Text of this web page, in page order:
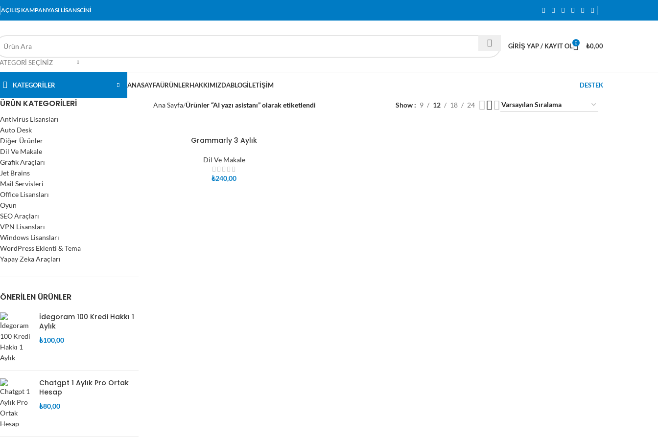
AÇILIŞ KAMPANYASI LİSANSCİNİ
SEÇINIZ
GIRIŞ YAP / KAYIT OL 0 ₺0,00
KATEGORİLER ANASAYFAÜRÜNLERHAKKIMIZDABLOGİLETIŞIM DESTEK
ÜRÜN KATEGORILERI
Antivirüs Lisansları
Auto Desk
Diğer Ürünler
Dil Ve Makale
Grafik Araçları
Jet Brains
Mail Servisleri
Office Lisansları
Oyun
SEO Araçları
VPN Lisansları
Windows Lisansları
WordPress Eklenti & Tema
Yapay Zeka Araçları
ÖNERILEN ÜRÜNLER
İdegoram 100 Kredi Hakkı 1
Aylık
₺100,00
Chatgpt 1 Aylık Pro Ortak
Hesap
₺80,00
Ana Sayfa Ürünler “AI yazı asistanı” olarak etiketlendi Show 9 12 18 24
Grammarly 3 Aylık
Dil Ve Makale
₺240,00